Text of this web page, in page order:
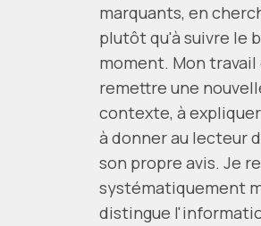
marquants, en
plutôt qu'à suivre le
moment. Mon
remettre une
contexte, à
à donner au lecteur
son propre avis. Je
systématiquement
distingue